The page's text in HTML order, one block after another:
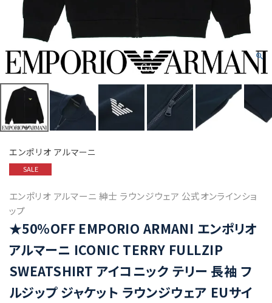
エンポリオ アルマーニ
SALE
エンポリオ アルマーニ 紳士 ラウンジウェア 公式オンラインショ
ップ
★50%OFF EMPORIO ARMANI エンポリオ
アルマーニ ICONIC TERRY FULLZIP
SWEATSHIRT アイコニック テリー 長袖 フ
ルジップ ジャケット ラウンジウェア EUサイ